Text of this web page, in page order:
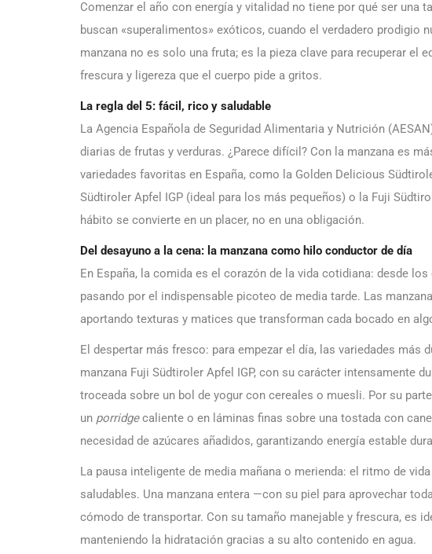
Comenzar el año con energía y vitalidad no tiene por qué ser una
buscan «superalimentos» exóticos, cuando el verdadero prodigio
manzana no es solo una fruta; es la pieza clave para recuperar el
frescura y ligereza que el cuerpo pide a gritos.
La regla del 5: fácil, rico y saludable
La Agencia Española de Seguridad Alimentaria y Nutrición
diarias de frutas y verduras. ¿Parece difícil? Con la manzana es
variedades favoritas en España, como la Golden Delicious
Südtiroler Apfel IGP (ideal para los más pequeños) o la Fuji
hábito se convierte en un placer, no en una obligación.
Del desayuno a la cena: la manzana como hilo conductor de día
En España, la comida es el corazón de la vida cotidiana: desde
pasando por el indispensable picoteo de media tarde. Las
aportando texturas y matices que transforman cada bocado en
El despertar más fresco: para empezar el día, las variedades más
manzana Fuji Südtiroler Apfel IGP, con su carácter intensamente
troceada sobre un bol de yogur con cereales o muesli. Por su
un porridgecaliente o en láminas finas sobre una tostada con
necesidad de azúcares añadidos, garantizando energía estable
La pausa inteligente de media mañana o merienda: el ritmo de
saludables. Una manzana entera —con su piel para aprovechar
cómodo de transportar. Con su tamaño manejable y frescura, es
manteniendo la hidratación gracias a su alto contenido en agua.